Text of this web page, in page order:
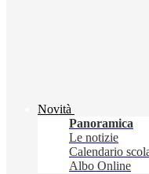
Novità
Panoramica
Le notizie
Calendario
Albo Online